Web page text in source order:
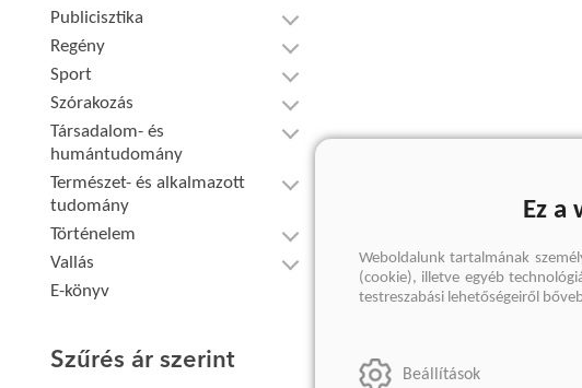
Publicisztika
Regény
Sport
Szórakozás
Társadalom- és
humántudomány
Természet- és alkalmazott
tudomány
Történelem
Vallás
E-könyv
Szűrés ár szerint
Ez a
Weboldalunk tartalmának
(cookie), illetve egyéb
testreszabási lehetőségeiről
Beállítások